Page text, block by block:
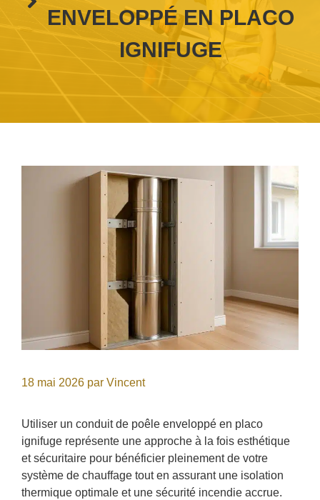
ENVELOPPÉ EN PLACO
IGNIFUGE
18 mai 2026 par Vincent
Utiliser un conduit de poêle enveloppé en placo
ignifuge représente une approche à la fois esthétique
et sécuritaire pour bénéficier pleinement de votre
système de chauffage tout en assurant une isolation
thermique optimale et une sécurité incendie accrue.